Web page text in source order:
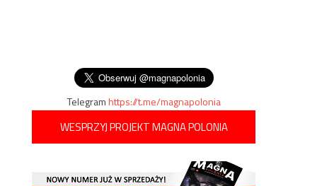
Telegramhttps://t.me/magnapolonia
WESPRZYJ PROJEKT MAGNA POLONIA